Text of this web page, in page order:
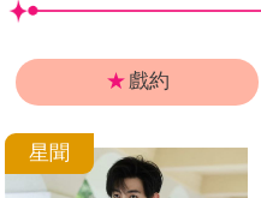
★戲約
星聞